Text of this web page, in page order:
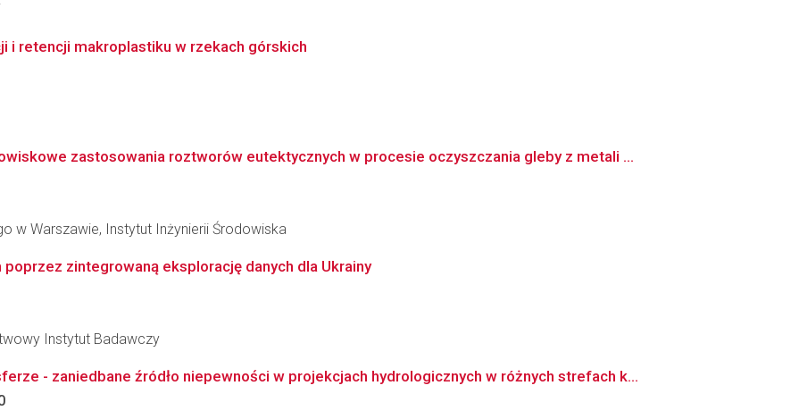
i retencji makroplastiku w rzekach górskich
zastosowania roztworów eutektycznych w procesie oczyszczania gleby z metali ...
w Warszawie, Instytut Inżynierii Środowiska
zintegrowaną eksplorację danych dla Ukrainy
Instytut Badawczy
- zaniedbane źródło niepewności w projekcjach hydrologicznych w różnych strefach k...